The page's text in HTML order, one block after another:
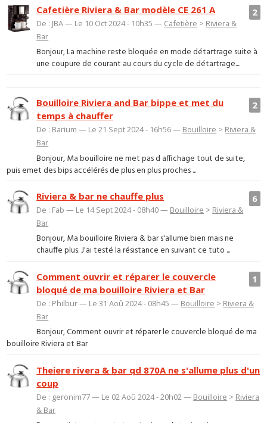
2
Cafetière Riviera & Bar modèle CE 261 A
De : JBA — Le 10 Oct 2024 - 10h35 — Cafetière > Riviera &
Bar
Bonjour, La machine reste bloquée en mode détartrage suite à
une coupure de courant au cours du cycle de détartrage....
2
Bouilloire Riviera and Bar bippe et met du
temps à chauffer
De : Barium — Le 21 Sept 2024 - 16h56 — Bouilloire > Riviera &
Bar
Bonjour, Ma bouilloire ne met pas d affichage tout de suite,
puis emet des bips accélérés de plus en plus proches ...
6
Riviera & bar ne chauffe plus
De : Fab — Le 14 Sept 2024 - 08h40 — Bouilloire > Riviera &
Bar
Bonjour, Ma bouilloire Riviera & bar s'allume bien mais ne
chauffe plus. J'ai testé la résistance en suivant ce tuto ...
1
Comment ouvrir et réparer le couvercle
bloqué de ma bouilloire Riviera et Bar
De : Philbur — Le 31 Aoû 2024 - 08h45 — Bouilloire > Riviera &
Bar
Bonjour, Comment ouvrir et réparer le couvercle bloqué de ma
bouilloire Riviera et Bar
Theiere rivera & bar qd 870A ne s'allume plus d'un
coup
De : geronim77 — Le 02 Aoû 2024 - 20h02 — Bouilloire > Riviera
& Bar